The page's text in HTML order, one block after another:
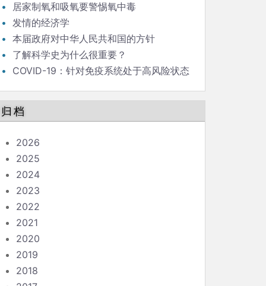
居家制氧和吸氧要警惕氧中毒
发情的经济学
本届政府对中华人民共和国的方针
了解科学史为什么很重要？
COVID-19：针对免疫系统处于高风险状态
归档
2026
2025
2024
2023
2022
2021
2020
2019
2018